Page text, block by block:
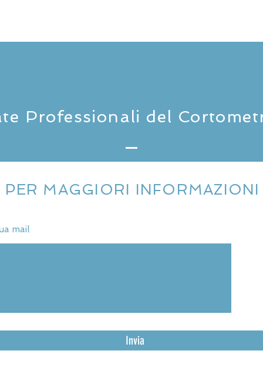
Professionali del
PER MAGGIORI INFORMAZIONI
Invia